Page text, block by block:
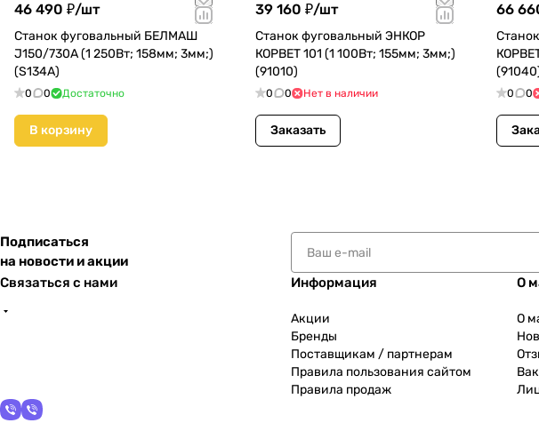
46 490 ₽/шт
Станок фуговальный БЕЛМАШ
J150/730A (1 250Вт; 158мм; 3мм;)
(S134A)
0 0 Достаточно
В корзину
39 160 ₽/шт
Станок фуговальный ЭНКОР
КОРВЕТ 101 (1 100Вт; 155мм; 3мм;)
(91010)
0 0 Нет в наличии
Заказать
66
0 0
Подписаться
на новости и акции
Связаться с нами
Информация
Акции
Бренды
Поставщикам / партнерам
Правила пользования сайтом
Правила продаж
О
О